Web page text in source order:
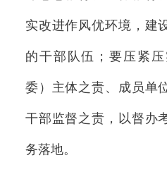
实改进作风优环境，建
的干部队伍；要压紧
委）主体之责、成员单
干部监督之责，以督办
务落地。